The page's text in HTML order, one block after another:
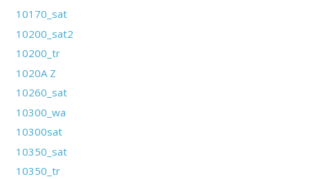
10170_sat
10200_sat2
10200_tr
1020A Z
10260_sat
10300_wa
10300sat
10350_sat
10350_tr